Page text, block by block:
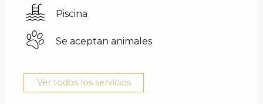
Piscina
Se aceptan animales
Ver todos los servicios